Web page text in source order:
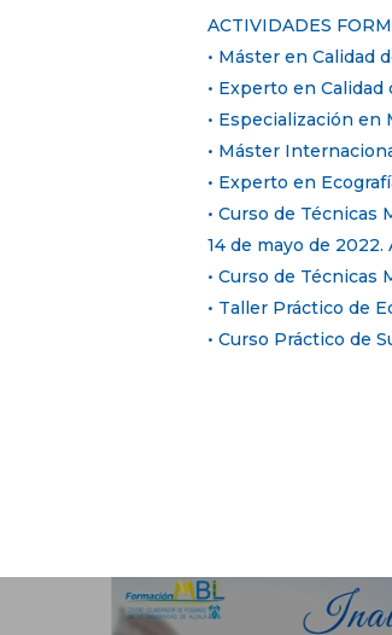
ACTIVIDADES
• Máster en Calidad
• Experto en
• Especialización
• Máster
• Experto en
• Curso de
14 de mayo de
• Curso de
• Taller Práctico de
• Curso Práctico de